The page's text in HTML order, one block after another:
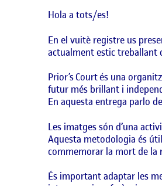
Hola a tots/es!
En el vuitè registre us
actualment estic treballant
Prior’sCourtés una
futur més brillant i
En aquesta entrega parlo
Les imatges són d’una
Aquesta metodologia és
commemorar la mort de la
És important adaptar les